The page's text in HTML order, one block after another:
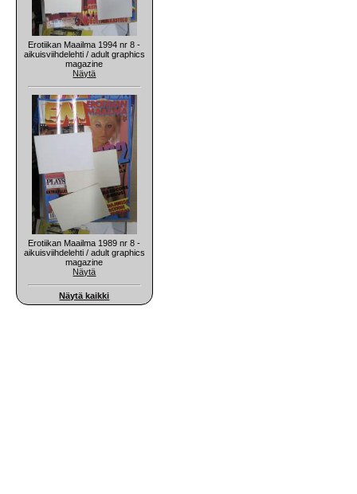
Erotiikan Maailma 1994 nr 8 -
aikuisviihdelehti / adult graphics
magazine
Näytä
Erotiikan Maailma 1989 nr 8 -
aikuisviihdelehti / adult graphics
magazine
Näytä
Näytä kaikki